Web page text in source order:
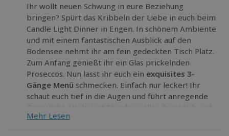
Ihr wollt neuen Schwung in eure Beziehung
bringen? Spürt das Kribbeln der Liebe in euch beim
Candle Light Dinner in Engen. In schönem Ambiente
und mit einem fantastischen Ausblick auf den
Bodensee nehmt ihr am fein gedeckten Tisch Platz.
Zum Anfang genießt ihr ein Glas prickelnden
Proseccos. Nun lasst ihr euch ein exquisites 3-
Gänge Menü schmecken. Einfach nur lecker! Ihr
schaut euch tief in die Augen und führt anregende
Gespräche. Verbringt Stunden voller Romantik und
entflammt das Feuer der Liebe in euch!
Mehr Lesen